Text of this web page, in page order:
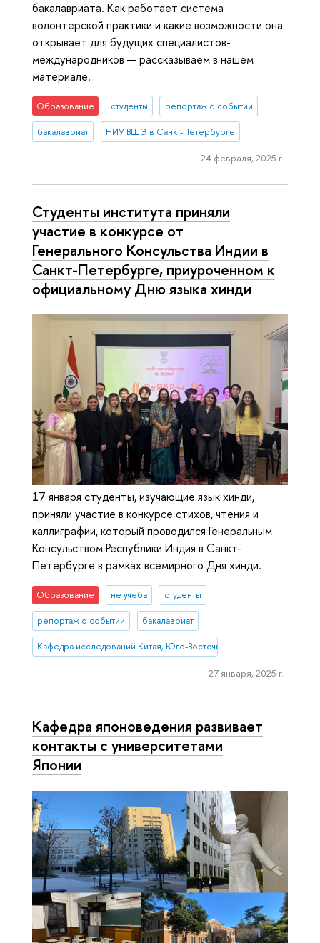
бакалавриата. Как работает система
волонтерской практики и какие возможности она
открывает для будущих специалистов-
международников — рассказываем в нашем
материале.
Образование студенты репортаж о событии
бакалавриат НИУ ВШЭ в Санкт-Петербурге
24 февраля, 2025 г.
Студенты института приняли
участие в конкурсе от
Генерального Консульства Индии в
Санкт-Петербурге, приуроченном к
официальному Дню языка хинди
17 января студенты, изучающие язык хинди,
приняли участие в конкурсе стихов, чтения и
каллиграфии, который проводился Генеральным
Консульством Республики Индия в Санкт-
Петербурге в рамках всемирного Дня хинди.
Образование не учеба студенты
репортаж о событии бакалавриат
Кафедра исследований Китая, Юго-Восточной и Южной Азии
27 января, 2025 г.
Кафедра японоведения развивает
контакты с университетами
Японии